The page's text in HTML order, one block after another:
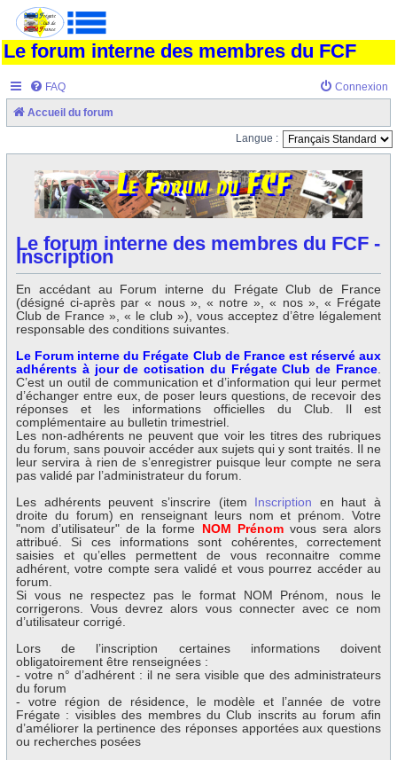
Le forum interne des membres du FCF
FAQ Connexion
Accueil du forum
Langue :
Le forum interne des membres du FCF -
Inscription
En accédant au Forum interne du Frégate Club de France
(désigné ci-après par « nous », « notre », « nos », « Frégate
Club de France », « le club »), vous acceptez d’être légalement
responsable des conditions suivantes.
Le Forum interne du Frégate Club de France est réservé aux
adhérents à jour de cotisation du Frégate Club de France
C’est un outil de communication et d’information qui leur permet
d’échanger entre eux, de poser leurs questions, de recevoir des
réponses et les informations officielles du Club. Il est
complémentaire au bulletin trimestriel.
Les non-adhérents ne peuvent que voir les titres des rubriques
du forum, sans pouvoir accéder aux sujets qui y sont traités. Il ne
leur servira à rien de s’enregistrer puisque leur compte ne sera
pas validé par l’administrateur du forum.
Les adhérents peuvent s’inscrire (item Inscription en haut à
droite du forum) en renseignant leurs nom et prénom. Votre
"nom d’utilisateur" de la forme NOM Prénomvous sera alors
attribué. Si ces informations sont cohérentes, correctement
saisies et qu’elles permettent de vous reconnaitre comme
adhérent, votre compte sera validé et vous pourrez accéder au
forum.
Si vous ne respectez pas le format NOM Prénom, nous le
corrigerons. Vous devrez alors vous connecter avec ce nom
d’utilisateur corrigé.
Lors de l’inscription certaines informations doivent
obligatoirement être renseignées :
- votre n° d’adhérent : il ne sera visible que des administrateurs
du forum
- votre région de résidence, le modèle et l’année de votre
Frégate : visibles des membres du Club inscrits au forum afin
d’améliorer la pertinence des réponses apportées aux questions
ou recherches posées